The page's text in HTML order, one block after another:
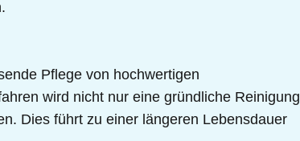
Pflege von hochwertigen
wird nicht nur eine gründliche Reinigung
Dies führt zu einer längeren Lebensdauer